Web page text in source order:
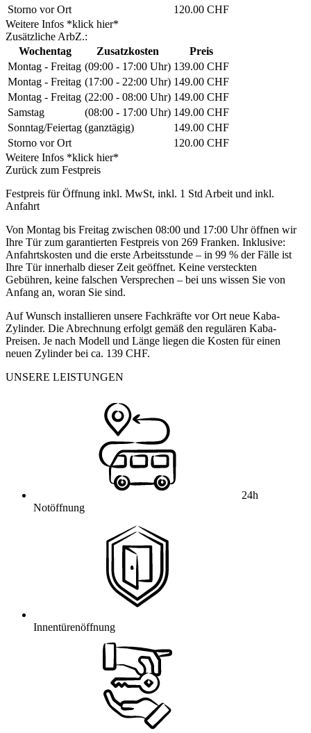
Storno vor Ort
120.00 CHF
Weitere Infos *klick hier*
Zusätzliche ArbZ.:
Wochentag
Zusatzkosten
Preis
Montag - Freitag (09:00 - 17:00 Uhr) 139.00 CHF
Montag - Freitag (17:00 - 22:00 Uhr) 149.00 CHF
Montag - Freitag (22:00 - 08:00 Uhr) 149.00 CHF
Samstag
(08:00 - 17:00 Uhr) 149.00 CHF
Sonntag/Feiertag (ganztägig)
149.00 CHF
Storno vor Ort
120.00 CHF
Weitere Infos *klick hier*
Zurück zum Festpreis
Festpreis für Öffnung inkl. MwSt, inkl. 1 Std Arbeit und inkl.
Anfahrt
Von Montag bis Freitag zwischen 08:00 und 17:00 Uhr öffnen wir
Ihre Tür zum garantierten Festpreis von 269 Franken. Inklusive:
Anfahrtskosten und die erste Arbeitsstunde – in 99 % der Fälle ist
Ihre Tür innerhalb dieser Zeit geöffnet. Keine versteckten
Gebühren, keine falschen Versprechen – bei uns wissen Sie von
Anfang an, woran Sie sind.
Auf Wunsch installieren unsere Fachkräfte vor Ort neue Kaba-
Zylinder. Die Abrechnung erfolgt gemäß den regulären Kaba-
Preisen. Je nach Modell und Länge liegen die Kosten für einen
neuen Zylinder bei ca. 139 CHF.
UNSERE LEISTUNGEN
24h
Notöffnung
Innentürenöffnung